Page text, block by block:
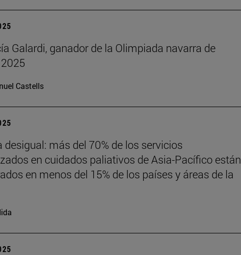
Galardi, ganador de la Olimpiada navarra de
Castells
desigual: más del 70% de los servicios
en cuidados paliativos de Asia-Pacífico están
en menos del 15% de los países y áreas de la